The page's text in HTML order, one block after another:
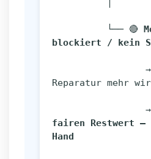
          └── 🔴
blockiert / kein
Reparatur mehr
                 →
fairen Restwert
Hand